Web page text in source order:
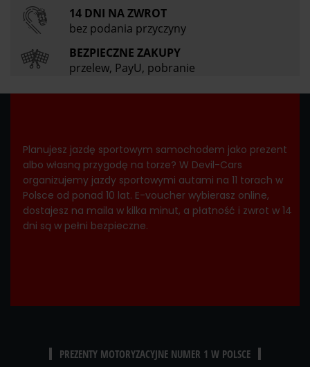
14 DNI NA ZWROT
bez podania przyczyny
BEZPIECZNE ZAKUPY
przelew, PayU, pobranie
Planujesz jazdę sportowym samochodem jako prezent
albo własną przygodę na torze? W Devil-Cars
organizujemy jazdy sportowymi autami na 11 torach w
Polsce od ponad 10 lat. E-voucher wybierasz online,
dostajesz na maila w kilka minut, a płatność i zwrot w 14
dni są w pełni bezpieczne.
PREZENTY MOTORYZACYJNE NUMER 1 W POLSCE